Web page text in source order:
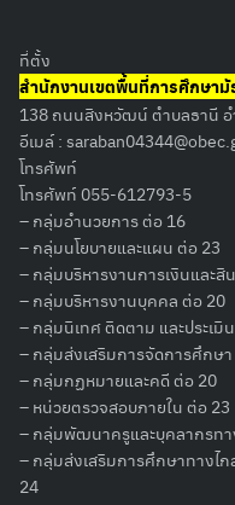
Search
for:
ที่ตั้ง
สำนักงานเขตพื้นที่การศึกษา
138 ถนนสิงหวัฒน์ ตำบลธานี อ
อีเมล์ :
โทรศัพท์
โทรศัพท์ 055-612793-5
– กลุ่มอำนวยการ ต่อ 16
– กลุ่มนโยบายและแผน ต่อ 23
– กลุ่มบริหารงานการเงินและ
– กลุ่มบริหารงานบุคคล ต่อ 20
– กลุ่มนิเทศ ติดตาม และประเ
– กลุ่มส่งเสริมการจัดการศึกษ
– กลุ่มกฏหมายและคดี ต่อ 20
– หน่วยตรวจสอบภายใน ต่อ 23
– กลุ่มพัฒนาครูและบุคลากรท
– กลุ่มส่งเสริมการศึกษาทางไก
24